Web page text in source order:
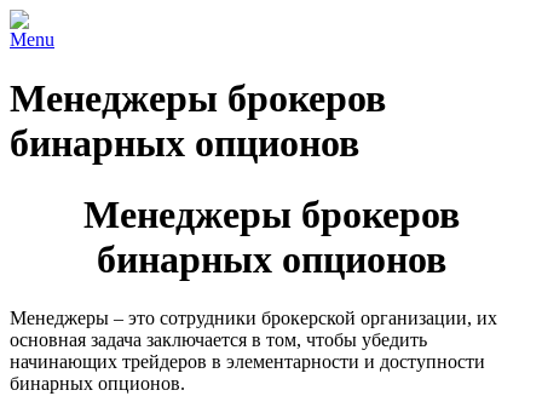
Menu
Менеджеры брокеров
бинарных опционов
Менеджеры брокеров
бинарных опционов
Менеджеры – это сотрудники брокерской организации, их
основная задача заключается в том, чтобы убедить
начинающих трейдеров в элементарности и доступности
бинарных опционов.